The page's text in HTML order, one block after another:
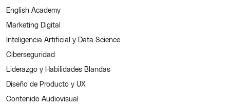
English Academy
Marketing Digital
Inteligencia Artificial y Data Science
Ciberseguridad
Liderazgo y Habilidades Blandas
Diseño de Producto y UX
Contenido Audiovisual